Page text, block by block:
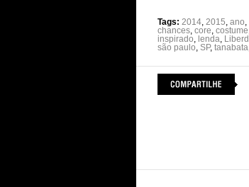
Tags: 2014, 2015, ano,
chances, core, costume
inspirado, lenda,
são paulo, SP, tanabata